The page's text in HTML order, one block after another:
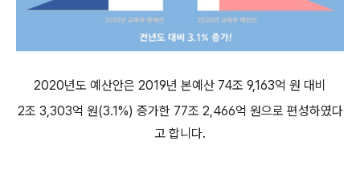
2020년도 예산안은 2019년 본예산 74조 9,163억 원 대비
2조 3,303억 원(3.1%) 증가한 77조 2,466억 원으로 편성하였다
고 합니다.